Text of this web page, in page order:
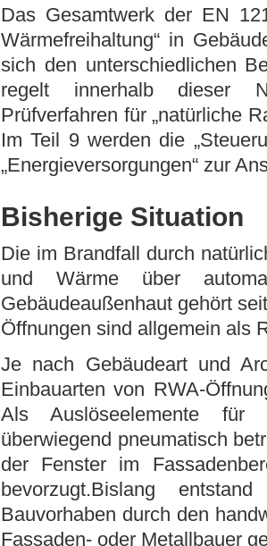
Das Gesamtwerk der EN
Wärmefreihaltung“ in
sich den unterschiedlichen
regelt innerhalb dieser
Prüfverfahren für „natürliche
Im Teil 9 werden die
„Energieversorgungen“ zur
Bisherige Situation
Die im Brandfall durch
und Wärme über
Gebäudeaußenhaut gehört
Öffnungen sind allgemein als
Je nach Gebäudeart und
Einbauarten von RWA-
Als Auslöseelemente für
überwiegend pneumatisch
der Fenster im
bevorzugt.Bislang
Bauvorhaben durch den
Fassaden- oder Metallbauer